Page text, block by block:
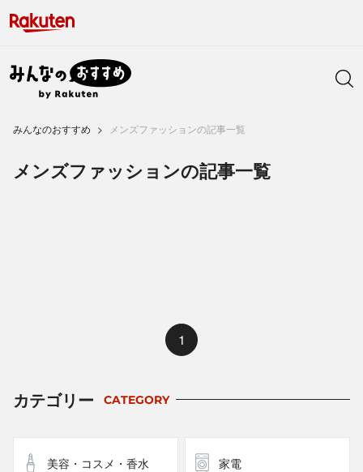
みんなのおすすめ メンズファッションの記事一覧
メンズファッションの記事一覧
1
カテゴリー CATEGORY
美容・コスメ・香水 家電